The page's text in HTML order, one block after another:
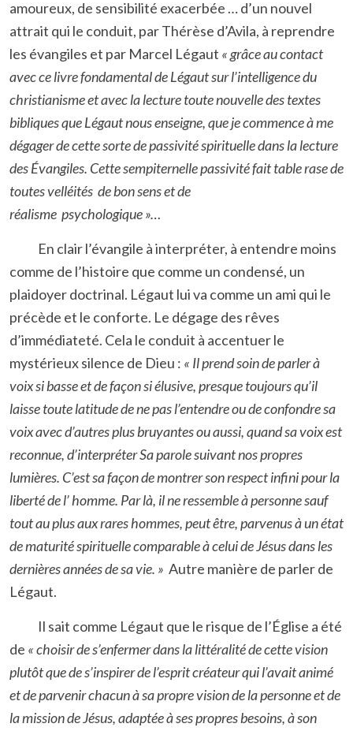
amoureux, de sensibilité exacerbée … d’un nouvel
attrait qui le conduit, par Thérèse d’Avila, à reprendre
les évangiles et par Marcel Légaut « grâce au contact
avec ce livre fondamental de Légaut sur l’intelligence du
christianisme et avec la lecture toute nouvelle des textes
bibliques que Légaut nous enseigne, que je commence à me
dégager de cette sorte de passivité spirituelle dans la lecture
des Évangiles. Cette sempiternelle passivité fait table rase de
toutes velléités de bon sens et de
réalisme psychologique »…
En clair l’évangile à interpréter, à entendre moins
comme de l’histoire que comme un condensé, un
plaidoyer doctrinal. Légaut lui va comme un ami qui le
précède et le conforte. Le dégage des rêves
d’immédiateté. Cela le conduit à accentuer le
mystérieux silence de Dieu : « Il prend soin de parler à
voix si basse et de façon si élusive, presque toujours qu’il
laisse toute latitude de ne pas l’entendre ou de confondre sa
voix avec d’autres plus bruyantes ou aussi, quand sa voix est
reconnue, d’interpréter Sa parole suivant nos propres
lumières. C’est sa façon de montrer son respect infini pour la
liberté de l’ homme. Par là, il ne ressemble à personne sauf
tout au plus aux rares hommes, peut être, parvenus à un état
de maturité spirituelle comparable à celui de Jésus dans les
dernières années de sa vie. » Autre manière de parler de
Légaut.
Il sait comme Légaut que le risque de l’Église a été
de « choisir de s’enfermer dans la littéralité de cette vision
plutôt que de s’inspirer de l’esprit créateur qui l’avait animé
et de parvenir chacun à sa propre vision de la personne et de
la mission de Jésus, adaptée à ses propres besoins, à son